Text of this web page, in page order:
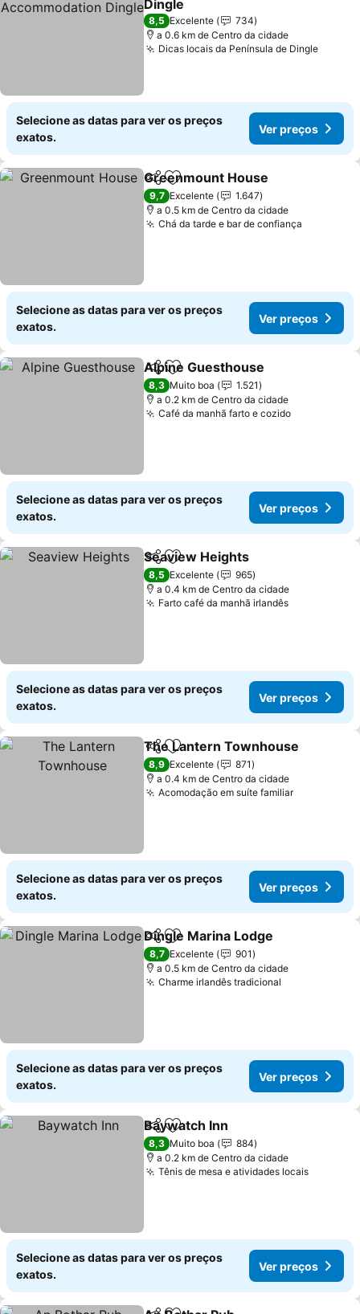
Dingle
Ver preços
8,5 Excelente
734
a 0.6 km de Centro da cidade
Dicas locais da Península de DingleVer
Selecione as datas para ver os preços
exatos.
Ver preços
PartilharAdicionar aos favoritos
Greenmount House
9,7 Excelente
1.647
a 0.5 km de Centro da cidade
Chá da tarde e bar de confiança
Selecione as datas para ver os preços
exatos.
Ver preços
PartilharAdicionar aos favoritos
Alpine Guesthouse
8,3 Muito boa
1.521
a 0.2 km de Centro da cidade
Café da manhã farto e cozidoVer preços
Selecione as datas para ver os preços
exatos.
Ver preços
PartilharAdicionar aos favoritos
Seaview Heights
8,5 Excelente
965
a 0.4 km de Centro da cidade
Farto café da manhã irlandêsVer preços
Selecione as datas para ver os preços
exatos.
Ver preços
PartilharAdicionar aos favoritos
The Lantern Townhouse
8,9 Excelente
871
a 0.4 km de Centro da cidade
Acomodação em suíte familiarVer preços
Selecione as datas para ver os preços
exatos.
Ver preços
PartilharAdicionar aos favoritos
Dingle Marina Lodge
8,7 Excelente
901
a 0.5 km de Centro da cidade
Charme irlandês tradicional
Selecione as datas para ver os preços
exatos.
Ver preços
PartilharAdicionar aos favoritos
Baywatch Inn
8,3 Muito boa
884
a 0.2 km de Centro da cidade
Tênis de mesa e atividades locaisVer
Selecione as datas para ver os preços
exatos.
Ver preços